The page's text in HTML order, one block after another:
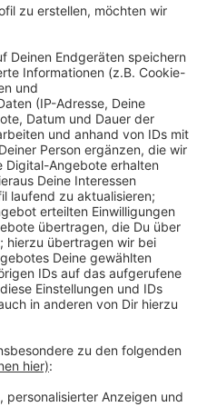
die Feuerwehr sprach
Bezug auf das Wetter.
den Bussen der VER
Linien sind
die nicht geräumten
Problem für die Busse
können einige
werden.
06:46